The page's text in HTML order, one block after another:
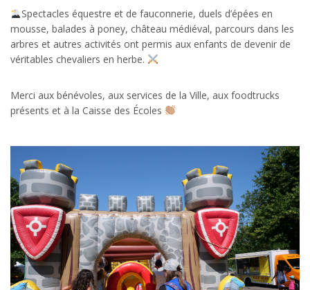
Spectacles équestre et de fauconnerie, duels d’épées en
mousse, balades à poney, château médiéval, parcours dans les
arbres et autres activités ont permis aux enfants de devenir de
véritables chevaliers en herbe.
Merci aux bénévoles, aux services de la Ville, aux foodtrucks
présents et à la Caisse des Écoles